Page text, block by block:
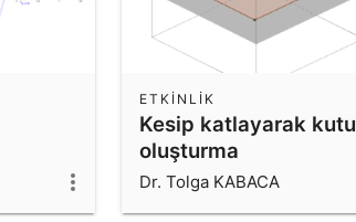
Kesip katlayarak kutu
oluşturma
ETKINLIK
Dr. Tolga KABACA